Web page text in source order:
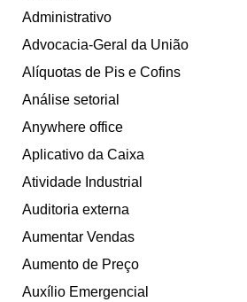
Administrativo
Advocacia-Geral da União
Alíquotas de Pis e Cofins
Análise setorial
Anywhere office
Aplicativo da Caixa
Atividade Industrial
Auditoria externa
Aumentar Vendas
Aumento de Preço
Auxílio Emergencial